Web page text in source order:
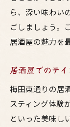
ら、深い味わい
ごしましょう。
居酒屋の魅力を
居酒屋でのテ
梅田東通りの居
スティング体験
といった美味し